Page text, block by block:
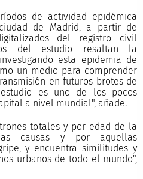
de actividad epidémica
de Madrid, a partir de
del registro civil
del estudio resaltan la
esta epidemia de
un medio para comprender
en futuros brotes de
es uno de los pocos
a nivel mundial", añade.
totales y por edad de la
causas y por aquellas
y encuentra similitudes y
urbanos de todo el mundo",